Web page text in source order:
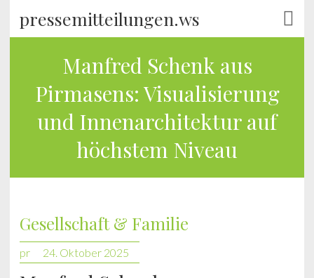
pressemitteilungen.ws
Manfred Schenk aus
Pirmasens: Visualisierung
und Innenarchitektur auf
höchstem Niveau
Gesellschaft & Familie
pr 24. Oktober 2025